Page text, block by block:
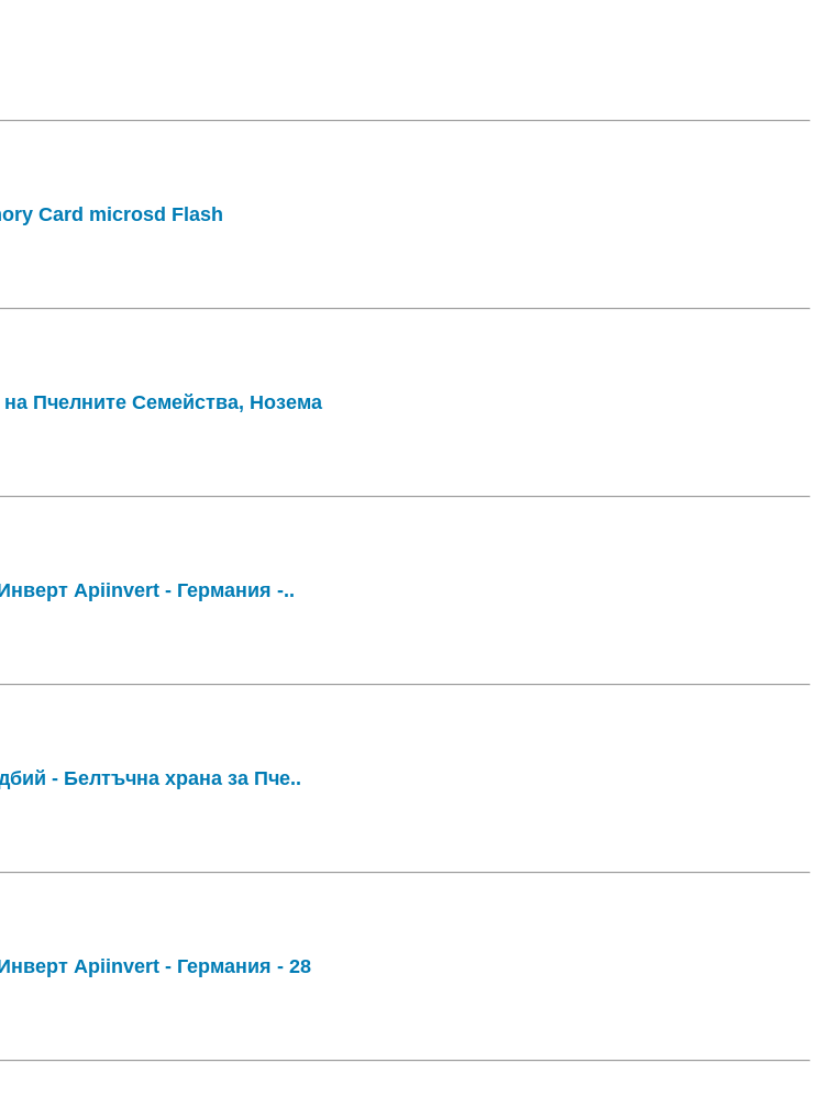
Card microsd Flash
Пчелните Семейства, Нозема
Apiinvert - Германия -..
- Белтъчна храна за Пче..
Apiinvert - Германия - 28